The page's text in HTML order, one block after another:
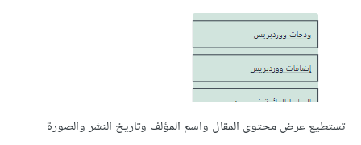
تستطيع عرض محتوى المقال واسم المؤلف وتاريخ النشر والصورة